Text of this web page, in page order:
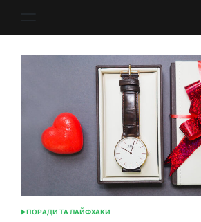
ОПУБЛІКУВАТИ
ПОРАДИ ТА ЛАЙФХАКИ